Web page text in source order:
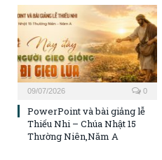
09/07/2026 0
PowerPoint và bài giảng lễ
Thiếu Nhi – Chúa Nhật 15
Thường Niên,Năm A